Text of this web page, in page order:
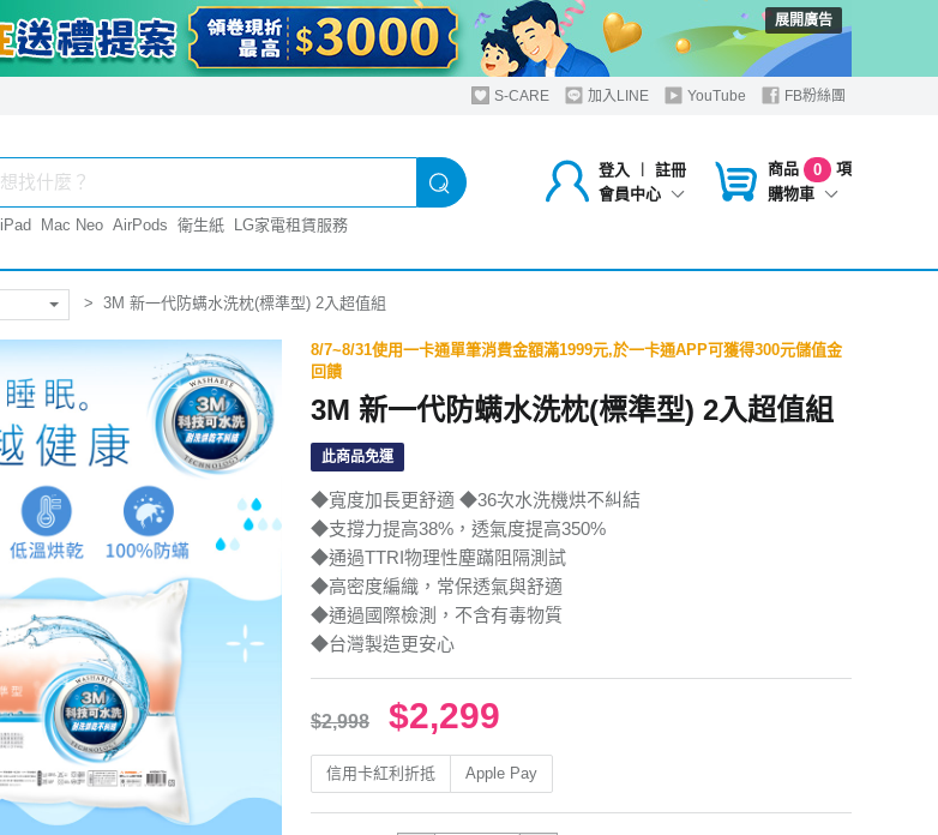
展開廣告
S-CARE 加入LINE YouTube FB粉絲團
登入 ︱
註冊
會員中心
商品 0
項
購物車
iPad Mac Neo AirPods 衛生紙 LG家電租賃服務
3M 新一代防螨水洗枕(標準型) 2入超值組
8/7~8/31使用一卡通單筆消費金額滿1999元,於一卡通APP可獲得300元儲值金
回饋
3M 新一代防螨水洗枕(標準型) 2入超值組
此商品免運
◆寬度加長更舒適 ◆36次水洗機烘不糾結
◆支撐力提高38%，透氣度提高350%
◆通過TTRI物理性塵蹣阻隔測試
◆高密度編織，常保透氣與舒適
◆通過國際檢測，不含有毒物質
◆台灣製造更安心
$2,998 $2,299
信用卡紅利折抵 Apple Pay